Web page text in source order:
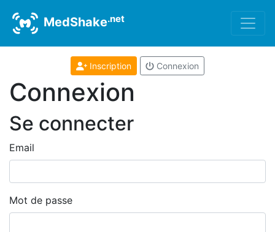
MedShake.net
Inscription Connexion
Connexion
Se connecter
Email
Mot de passe